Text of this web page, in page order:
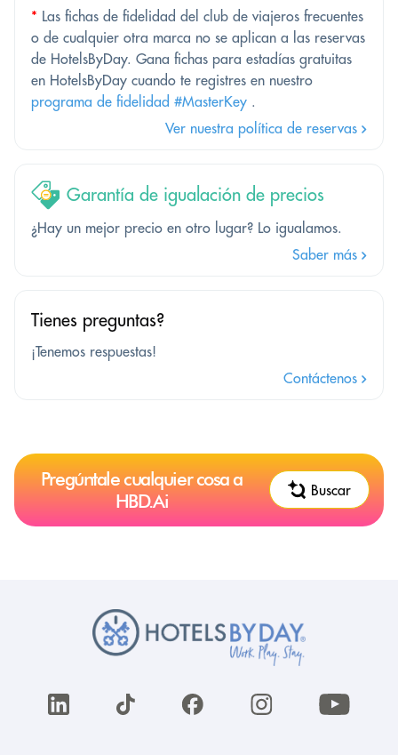
* Las fichas de fidelidad del club de viajeros frecuentes
o de cualquier otra marca no se aplican a las reservas
de HotelsByDay. Gana fichas para estadías gratuitas
en HotelsByDay cuando te registres en nuestro
programa de fidelidad #MasterKey .
Ver nuestra política de reservas
Garantía de igualación de precios
¿Hay un mejor precio en otro lugar? Lo igualamos.
Saber más
Tienes preguntas?
¡Tenemos respuestas!
Contáctenos
Pregúntale cualquier cosa a
HBD.Ai
Buscar